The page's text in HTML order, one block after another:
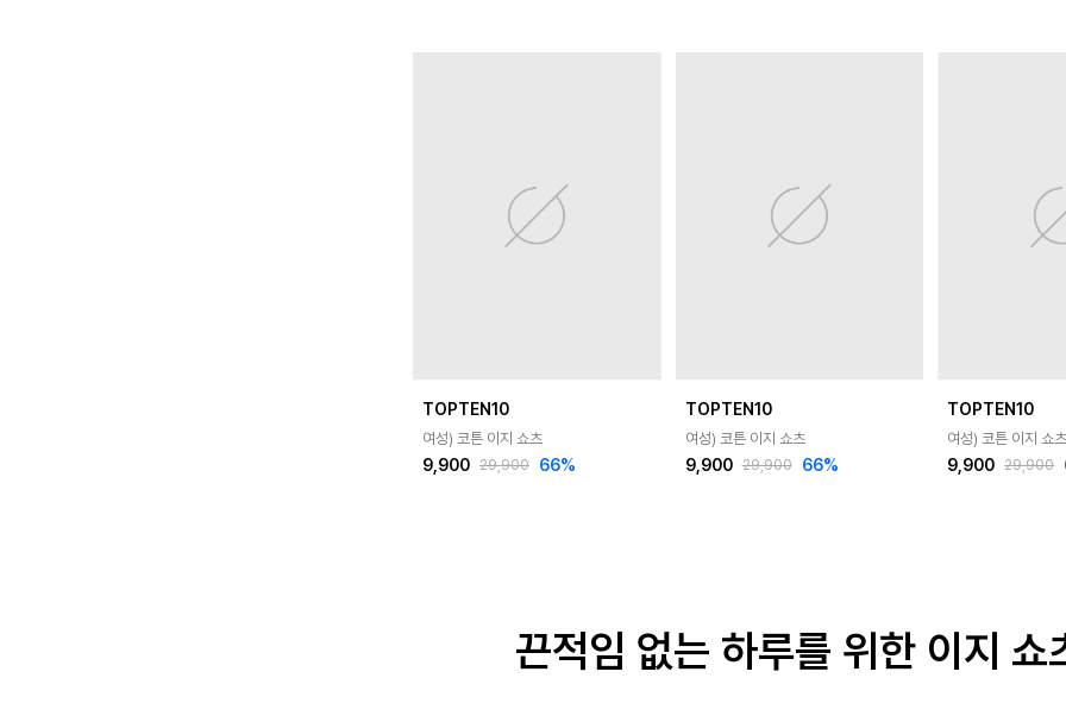
TOPTEN10
여성) 코튼 이지 쇼츠
9,900 29,900 66%
TOPTEN10
여성) 코튼 이지 쇼츠
9,900 29,900 66%
TOPTEN10
여성) 코튼 이지 쇼
9,900 29,900
끈적임 없는 하루를 위한 이지 쇼